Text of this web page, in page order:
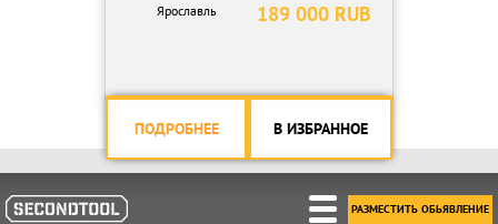
189 000 RUB
Ярославль
ПОДРОБНЕЕ В ИЗБРАННОЕ
РАЗМЕСТИТЬ ОБЬЯВЛЕНИЕ